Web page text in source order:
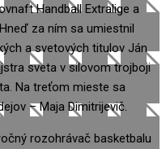
Handball Extralige a
za ním sa umiestnil
a svetových titulov Ján
sveta v silovom trojboji
Na treťom mieste sa
– Maja Dimitrijevič.
rozohrávač basketbalu